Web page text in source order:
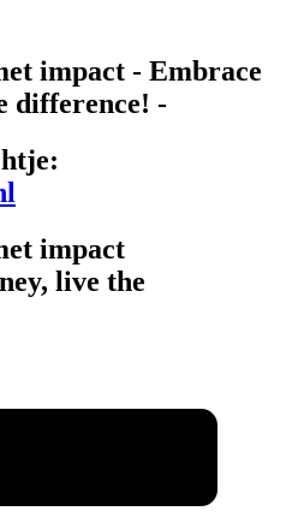
impact - Embrace
difference! -
impact
live the